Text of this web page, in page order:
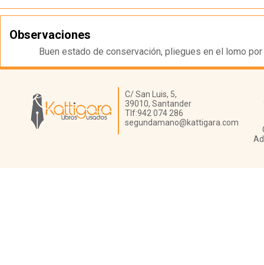
Observaciones
Buen estado de conservación, pliegues en el lomo
Librería Kattigara
C/ San Luis, 5,
39010, Santander
Tlf:942 074 286
segundamano@kattigara.com